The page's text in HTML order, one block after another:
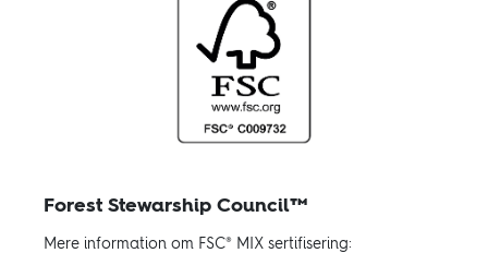
Forest Stewarship Council™
Mere information om FSC® MIX sertifisering: